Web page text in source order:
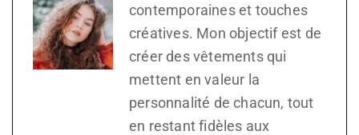
contemporaines et touches
créatives. Mon objectif est de
créer des vêtements qui
mettent en valeur la
personnalité de chacun, tout
en restant fidèles aux